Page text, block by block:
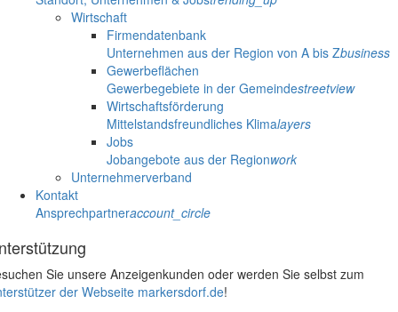
Wirtschaft
Firmendatenbank
Unternehmen aus der Region von A bis Zbusiness
Gewerbeflächen
Gewerbegebiete in der Gemeindestreetview
Wirtschaftsförderung
Mittelstandsfreundliches Klimalayers
Jobs
Jobangebote aus der Regionwork
Unternehmerverband
Kontakt
Ansprechpartneraccount_circle
Sie unsere Anzeigenkunden oder werden Sie selbst zum
der Webseite markersdorf.de!